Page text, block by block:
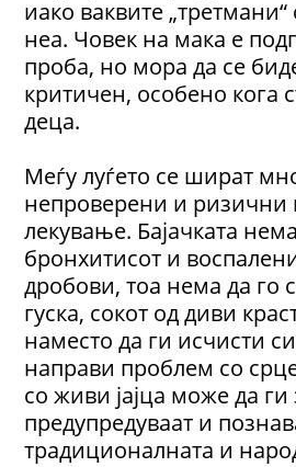
иако ваквите „третмани“
неа. Човек на мака е
проба, но мора да се
критичен, особено кога
деца.
Меѓу луѓето се шират
непроверени и ризични
лекување. Бајачката
бронхитисот и
дробови, тоа нема да го
гуска, сокот од диви
наместо да ги исчисти
направи проблем со
со живи јајца може да ги
предупредуваат и
традиционалната и